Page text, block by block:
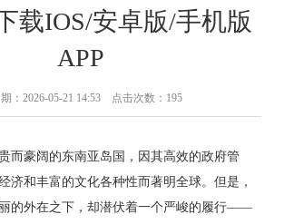
载IOS/安卓版/手机版
APP
：2026-05-21 14:53 点击次数：195
而豪阔的东南亚岛国，因其高效的政府管
济和丰富的文化各种性而著明全球。但是，
的外在之下，却潜伏着一个严峻的履行——